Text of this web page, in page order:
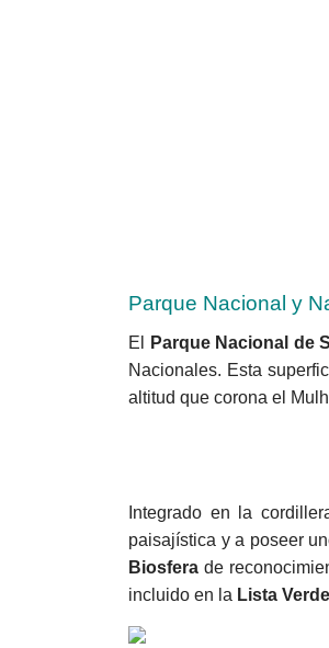
Parque Nacional y
El Parque Nacional de
Nacionales. Esta
altitud que corona el
Integrado en la
paisajística y a poseer
Biosfera de
incluido en la Lista